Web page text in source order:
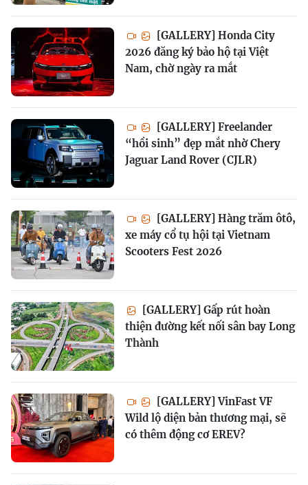
[GALLERY] Honda City
2026 đăng ký bảo hộ tại Việt
Nam, chờ ngày ra mắt
[GALLERY] Freelander
“hồi sinh” đẹp mắt nhờ Chery
Jaguar Land Rover (CJLR)
[GALLERY] Hàng trăm ôtô,
xe máy cổ tụ hội tại Vietnam
Scooters Fest 2026
[GALLERY] Gấp rút hoàn
thiện đường kết nối sân bay Long
Thành
[GALLERY] VinFast VF
Wild lộ diện bản thương mại, sẽ
có thêm động cơ EREV?